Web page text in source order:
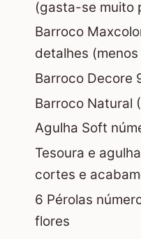
(gasta-se muito
Barroco
detalhes
Barroco Decore
Barroco Natural
Agulha Soft
Tesoura e
cortes e
6 Pérolas
flores